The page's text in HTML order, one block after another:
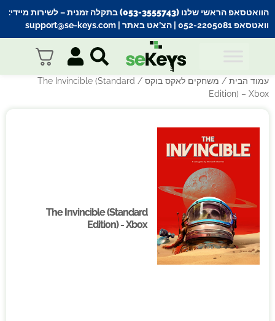
הוואטסאפ הראשי שלנו (053-3555743) בתקלה זמנית
– לשירות מיידי:
וואטסאפ 052-2205081
| הצ’אט באתר | support@se-keys.com
עמוד הבית / משחקים לאקס בוקס
/ The Invincible (Standard
Edition) – Xbox
The Invincible (Standard
Edition) - Xbox
The Invincible (Standard
Edition) - Xbox